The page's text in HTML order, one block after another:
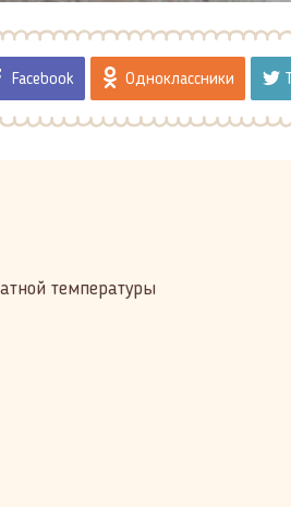
Facebook Одноклассники
температуры